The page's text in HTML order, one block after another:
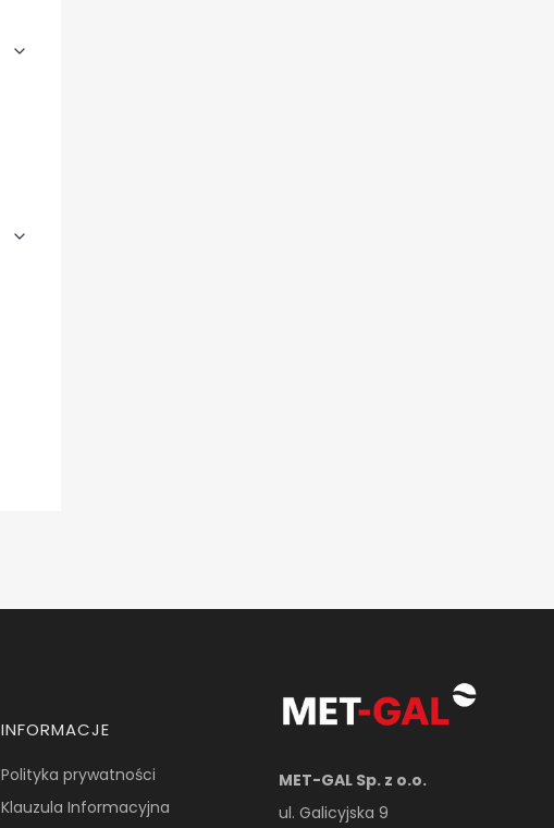
INFORMACJE
Polityka prywatności
Klauzula Informacyjna
MET-GAL Sp. z o.o.
ul. Galicyjska 9